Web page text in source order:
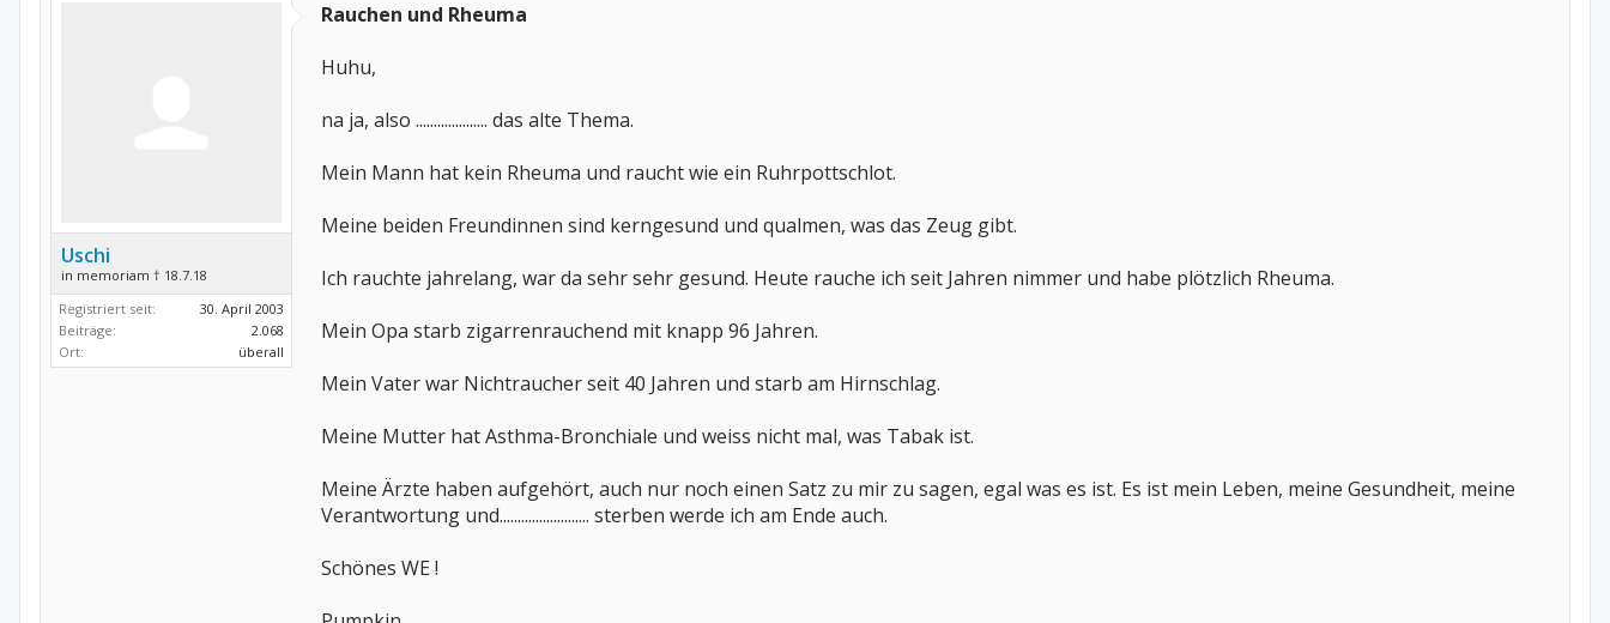
Uschi
in memoriam † 18.7.18
Registriert seit:
30. April 2003
Beiträge:
2.068
Ort:
überall
Rauchen und Rheuma
Huhu,
na ja, also .................... das alte Thema.
Mein Mann hat kein Rheuma und raucht wie ein Ruhrpottschlot.
Meine beiden Freundinnen sind kerngesund und qualmen, was das Zeug gibt.
Ich rauchte jahrelang, war da sehr sehr gesund. Heute rauche ich seit Jahren nimmer und habe plötzlich Rheuma.
Mein Opa starb zigarrenrauchend mit knapp 96 Jahren.
Mein Vater war Nichtraucher seit 40 Jahren und starb am Hirnschlag.
Meine Mutter hat Asthma-Bronchiale und weiss nicht mal, was Tabak ist.
Meine Ärzte haben aufgehört, auch nur noch einen Satz zu mir zu sagen, egal was es ist. Es ist mein Leben, meine Gesundheit, meine
Verantwortung und......................... sterben werde ich am Ende auch.
Schönes WE !